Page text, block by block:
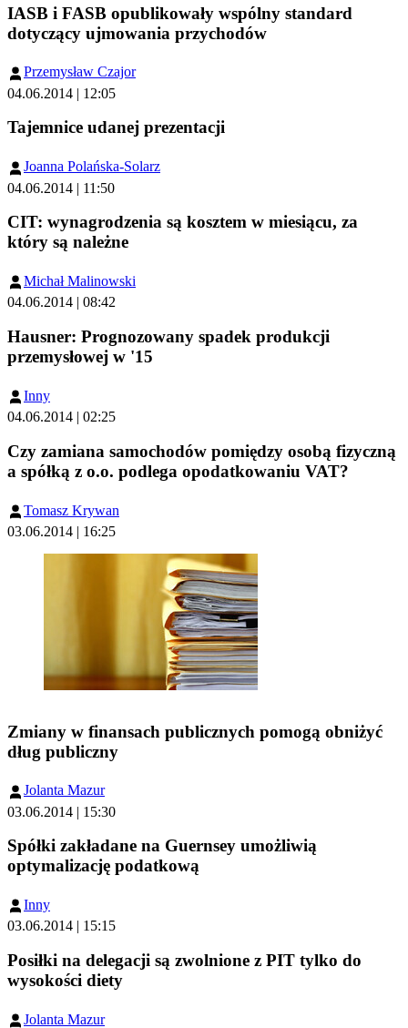
IASB i FASB opublikowały wspólny standard
dotyczący ujmowania przychodów
Przemysław Czajor
04.06.2014 | 12:05
Tajemnice udanej prezentacji
Joanna Polańska-Solarz
04.06.2014 | 11:50
CIT: wynagrodzenia są kosztem w miesiącu, za
który są należne
Michał Malinowski
04.06.2014 | 08:42
Hausner: Prognozowany spadek produkcji
przemysłowej w '15
Inny
04.06.2014 | 02:25
Czy zamiana samochodów pomiędzy osobą fizyczną
a spółką z o.o. podlega opodatkowaniu VAT?
Tomasz Krywan
03.06.2014 | 16:25
Zmiany w finansach publicznych pomogą obniżyć
dług publiczny
Jolanta Mazur
03.06.2014 | 15:30
Spółki zakładane na Guernsey umożliwią
optymalizację podatkową
Inny
03.06.2014 | 15:15
Posiłki na delegacji są zwolnione z PIT tylko do
wysokości diety
Jolanta Mazur